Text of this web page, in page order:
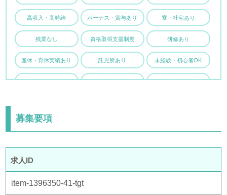
高収入・高時給 ボーナス・賞与あり 寮・社宅あり
残業なし 資格取得支援制度 研修あり
産休・育休実績あり 託児所あり 未経験・初心者OK
ブランクOK 主婦・主夫歓迎 子育て両立応援
募集要項
求人ID
item-1396350-41-tgt